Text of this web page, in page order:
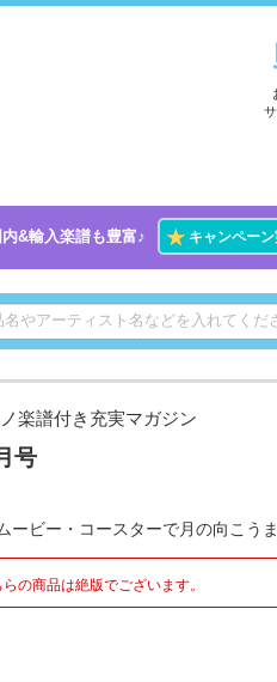
内&輸入楽譜も豊富♪ ★キャンペーン
楽譜付き充実マガジン
号
ービー・コースターで月の向こう
の商品は絶版でございます。